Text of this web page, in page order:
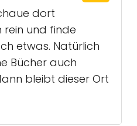
dort
und finde
etwas. Natürlich
Bücher auch
bleibt dieser Ort